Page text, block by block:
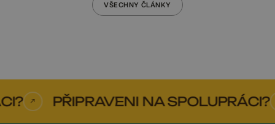
VŠECHNY ČLÁNKY
PŘIPRAVENI NA SPOLUPRÁCI?